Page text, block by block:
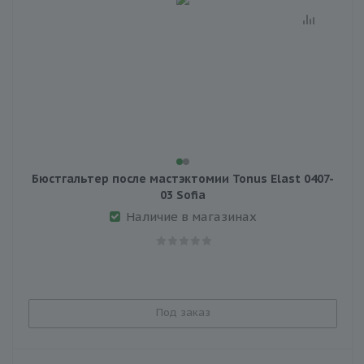
Бюстгальтер после мастэктомии Tonus Elast 0407-
03 Sofia
Наличие в магазинах
Под заказ